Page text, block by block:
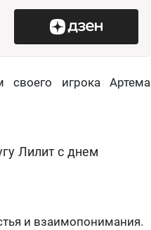
своего игрока Артема
Лилит с днем
и взаимопонимания.